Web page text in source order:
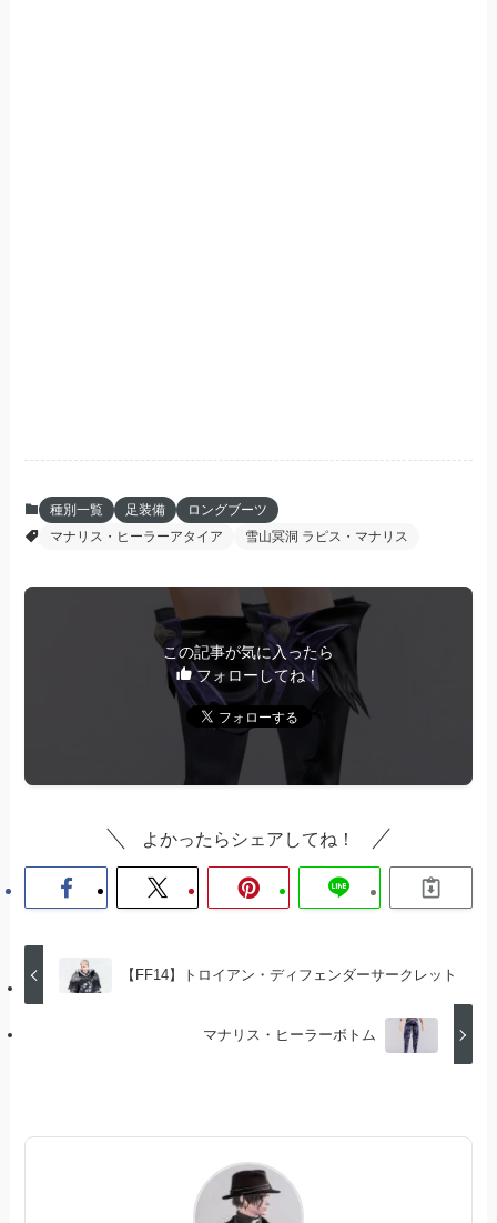
種別一覧 足装備
ロングブーツ
マナリス・ヒーラーアタイア
雪山冥洞 ラピス・マナリス
この記事が気に入ったら
フォローしてね！
よかったらシェアしてね！
【FF14】トロイアン・ディフェンダーサークレット
マナリス・ヒーラーボトム